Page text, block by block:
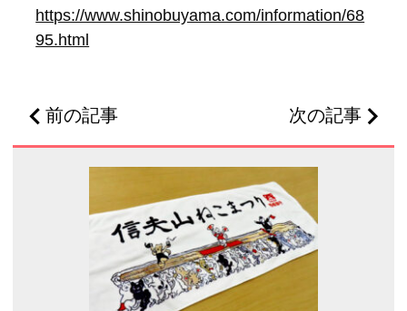
https://www.shinobuyama.com/information/68
95.html
前の記事 次の記事